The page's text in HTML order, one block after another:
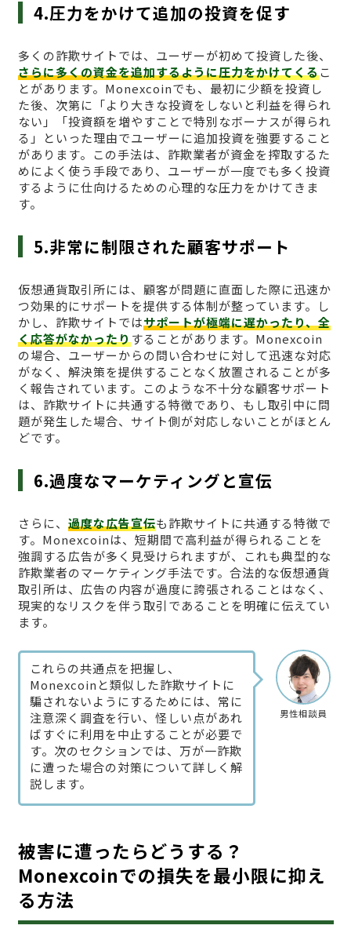
4.圧力をかけて追加の投資を促す
多くの詐欺サイトでは、ユーザーが初めて投資した後、
さらに多くの資金を追加するように圧力をかけてくるこ
とがあります。Monexcoinでも、最初に少額を投資し
た後、次第に「より大きな投資をしないと利益を得られ
ない」「投資額を増やすことで特別なボーナスが得られ
る」といった理由でユーザーに追加投資を強要すること
があります。この手法は、詐欺業者が資金を搾取するた
めによく使う手段であり、ユーザーが一度でも多く投資
するように仕向けるための心理的な圧力をかけてきま
す。
5.非常に制限された顧客サポート
仮想通貨取引所には、顧客が問題に直面した際に迅速か
つ効果的にサポートを提供する体制が整っています。し
かし、詐欺サイトではサポートが極端に遅かったり、全
く応答がなかったりすることがあります。Monexcoin
の場合、ユーザーからの問い合わせに対して迅速な対応
がなく、解決策を提供することなく放置されることが多
く報告されています。このような不十分な顧客サポート
は、詐欺サイトに共通する特徴であり、もし取引中に問
題が発生した場合、サイト側が対応しないことがほとん
どです。
6.過度なマーケティングと宣伝
さらに、 過度な広告宣伝も詐欺サイトに共通する特徴で
す。Monexcoinは、短期間で高利益が得られることを
強調する広告が多く見受けられますが、これも典型的な
詐欺業者のマーケティング手法です。合法的な仮想通貨
取引所は、広告の内容が過度に誇張されることはなく、
現実的なリスクを伴う取引であることを明確に伝えてい
ます。
男性相談員
これらの共通点を把握し、
Monexcoinと類似した詐欺サイトに
騙されないようにするためには、常に
注意深く調査を行い、怪しい点があれ
ばすぐに利用を中止することが必要で
す。次のセクションでは、万が一詐欺
に遭った場合の対策について詳しく解
説します。
被害に遭ったらどうする？
Monexcoinでの損失を最小限に抑え
る方法